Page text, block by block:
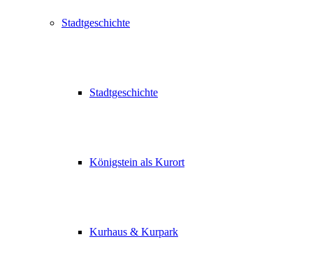
Stadtgeschichte
Stadtgeschichte
Königstein als Kurort
Kurhaus & Kurpark